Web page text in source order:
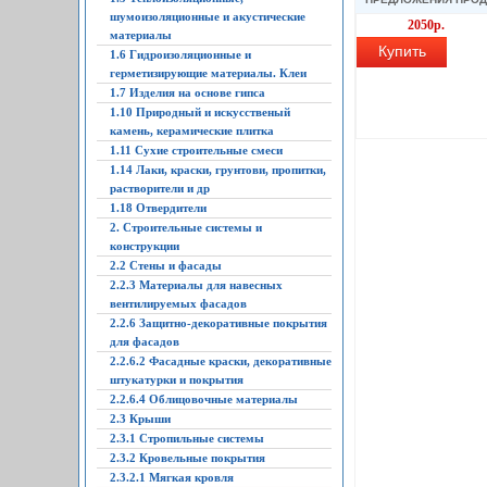
шумоизоляционные и акустические
материалы
1.6 Гидроизоляционные и
герметизирующие материалы. Клеи
1.7 Изделия на основе гипса
1.10 Природный и искусственый
камень, керамические плитка
1.11 Сухие строительные смеси
1.14 Лаки, краски, грунтови, пропитки,
растворители и др
1.18 Отвердители
2. Строительные системы и
конструкции
2.2 Стены и фасады
2.2.3 Материалы для навесных
вентилируемых фасадов
2.2.6 Защитно-декоративные покрытия
для фасадов
2.2.6.2 Фасадные краски, декоративные
штукатурки и покрытия
2.2.6.4 Облицовочные материалы
2.3 Крыши
2.3.1 Стропильные системы
2.3.2 Кровельные покрытия
2.3.2.1 Мягкая кровля
2050р.
Купить